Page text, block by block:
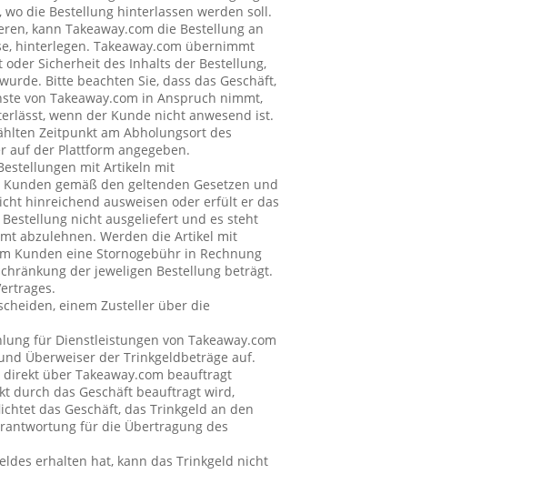
die Bestellung hinterlassen werden soll.
kann Takeaway.com die Bestellung an
hinterlegen. Takeaway.com übernimmt
Sicherheit des Inhalts der Bestellung,
Bitte beachten Sie, dass das Geschäft,
von Takeaway.com in Anspruch nimmt,
wenn der Kunde nicht anwesend ist.
Zeitpunkt am Abholungsort des
auf der Plattform angegeben.
mit Artikeln mit
gemäß den geltenden Gesetzen und
hinreichend ausweisen oder erfült er das
nicht ausgeliefert und es steht
abzulehnen. Werden die Artikel mit
Kunden eine Stornogebühr in Rechnung
der jeweligen Bestellung beträgt.
einem Zusteller über die
für Dienstleistungen von Takeaway.com
Überweiser der Trinkgeldbeträge auf.
über Takeaway.com beauftragt
durch das Geschäft beauftragt wird,
das Geschäft, das Trinkgeld an den
für die Übertragung des
erhalten hat, kann das Trinkgeld nicht